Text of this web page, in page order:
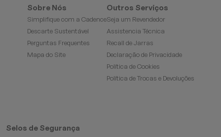
Sobre Nós
Simplifique com a Cadence
Descarte Sustentável
Perguntas Frequentes
Mapa do Site
Outros Serviços
Seja um Revendedor
Assistencia Técnica
Recall de Jarras
Declaração de Privacidade
Política de Cookies
Política de Trocas e Devoluções
Selos de Segurança